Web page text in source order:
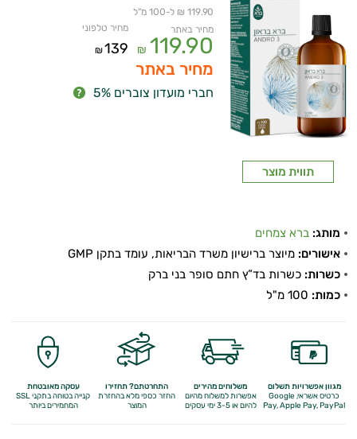
תווית מוצר
119.90 ₪ ל-100 מ"ל
מחיר באתר
119.90
₪
מחיר טלפוני
139
₪
מחיר באתר
חברי מועדון צוברים 5%
מותג: ברא צמחים
אישורים: מיוצר ברישיון משרד הבריאות, עומד בתקן GMP
כשרות: כשרות בד”ץ חתם סופר בני ברק
כמות:
מגוון אפשרויות תשלום
כרטיס אשראי, Google
Pay,Apple Pay, PayPal
משלוחים מהירים
אפשרות למשלוח מהיום
להיום או 3-5 ימי עסקים
התחרטתם? תחזירו
החזר כספי מלאבהחזרת
המוצר
עסקה מאובטחת
קנייה בטוחה בתקני SSL
המחמירים ביותר